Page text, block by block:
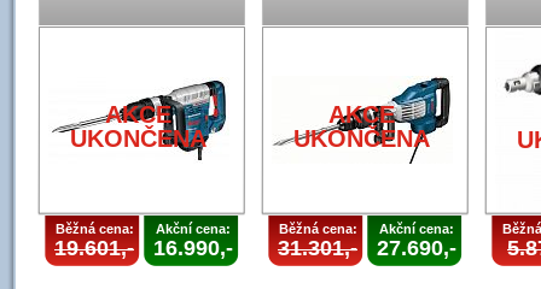
AKCE
UKONČENA
Běžná cena:
19.601,-
Akční cena:
16.990,-
AKCE
UKONČENA
Běžná cena:
31.301,-
Akční cena:
27.690,-